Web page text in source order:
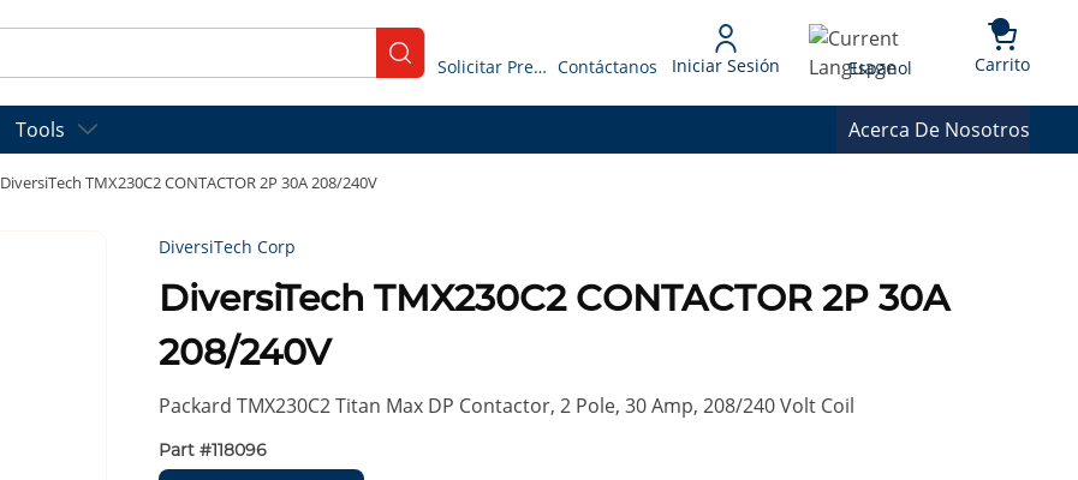
submit search
Solicitar Presupuesto Contáctanos Iniciar Sesión Language
Espanol Carrito{0}
Tools Acerca De Nosotros
DiversiTech TMX230C2 CONTACTOR 2P 30A 208/240V
DiversiTech Corp
DiversiTech TMX230C2 CONTACTOR 2P 30A
208/240V
Packard TMX230C2 Titan Max DP Contactor, 2 Pole, 30 Amp, 208/240 Volt Coil
Part #118096